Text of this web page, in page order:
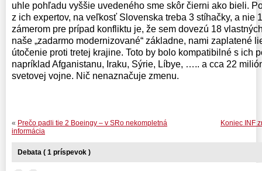
uhle pohľadu vyššie uvedeného sme skôr čierni ako bieli.
z ich expertov, na veľkosť Slovenska treba 3 stíhačky, a nie
zámerom pre prípad konfliktu je, že sem dovezú 18
naše „zadarmo modernizované“ základne, nami zaplatené
útočenie proti tretej krajine. Toto by bolo kompatibilné s ich
napríklad Afganistanu, Iraku, Sýrie, Líbye, ….. a cca 22
svetovej vojne. Nič nenaznačuje zmenu.
Koniec INF
« Prečo padli tie 2 Boeingy – v SRo nekompletná
informácia
Debata ( 1 príspevok )